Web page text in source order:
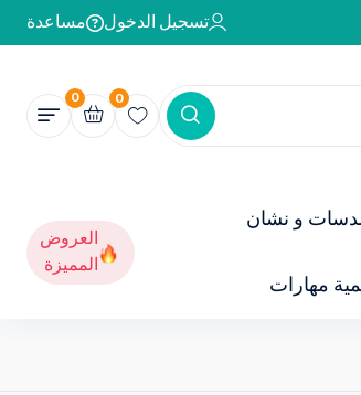
تسجيل الدخول مساعدة
0
0
و نشان
مهارات
العروض
المميزة